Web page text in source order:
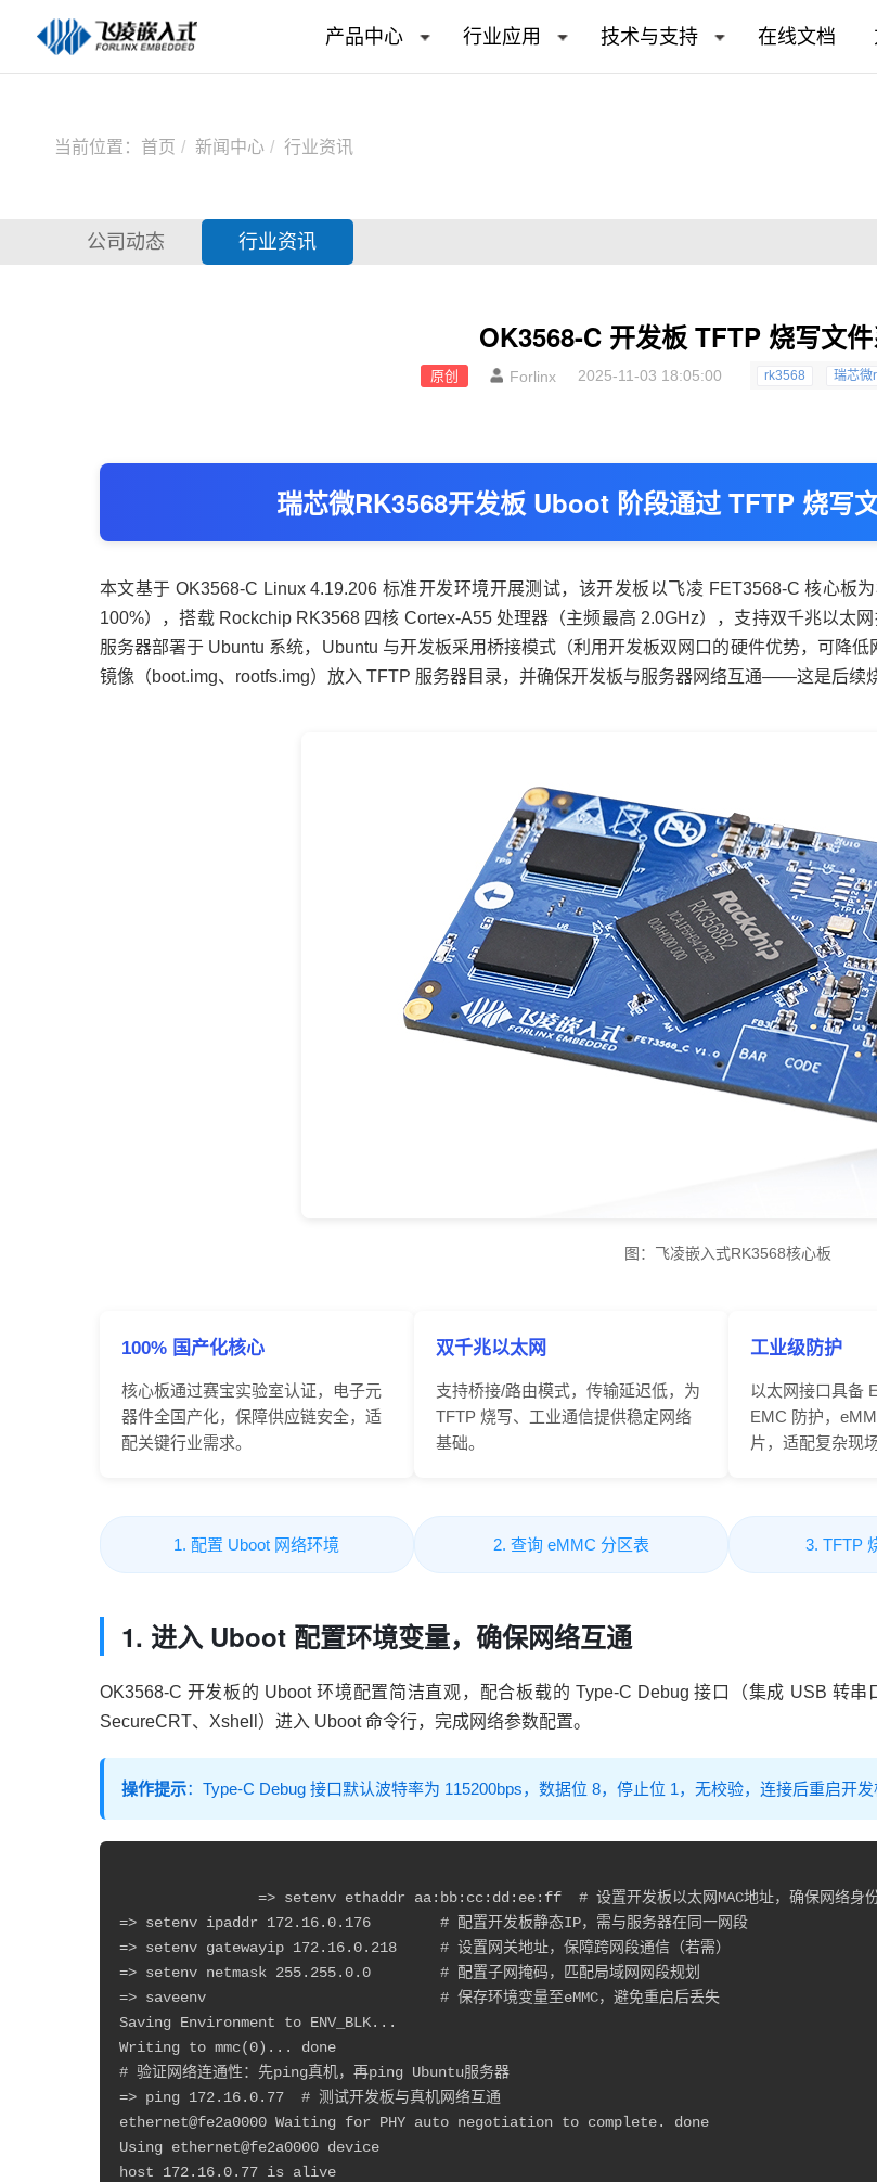
产品中心 行业应用 技术与支持 在线文档
当前位置： 首页 新闻中心 行业资讯
公司动态 行业资讯
OK3568-C 开发板 TFTP 烧写文
原创 Forlinx 2025-11-03 18:05:00 rk3568 瑞芯微
瑞芯微RK3568开发板 Uboot 阶段通过 TFTP 烧写
本文基于 OK3568-C Linux 4.19.206 标准开发环境开展测试，该开发板以飞凌 FET3568-C核心板
100%），搭载 Rockchip RK3568四核 Cortex-A55 处理器（主频最高 2.0GHz），支持双千兆以太
服务器部署于 Ubuntu 系统，Ubuntu 与开发板采用桥接模式（利用开发板双网口 的硬件优势，可降低
镜像（boot.img、rootfs.img）放入 TFTP 服务器目录，并确保开发板与服务器网络互通——这是后续
图： 飞凌嵌入式RK3568核心板
100% 国产化核心
核心板通过赛宝实验室认证，电子元
器件全国产化，保障供应链安全，适
配关键行业需求。
双千兆以太网
支持桥接/路由模式，传输延迟低，为
TFTP 烧写、工业通信提供稳定网络
基础。
工业级防护
以太网接口具备
EMC 防护，
片，适配复杂现
1. 配置 Uboot 网络环境 2. 查询 eMMC 分区表 3. TFTP
1. 进入 Uboot 配置环境变量，确保网络互通
OK3568-C 开发板的 Uboot 环境配置简洁直观，配合板载的Type-C Debug 接口（集成 USB 转
SecureCRT、Xshell）进入 Uboot命令行，完成网络参数配置。
操作提示：Type-C Debug 接口默认波特率为 115200bps，数据位 8，停止位 1，无校验，连接后重启开发
=> setenv ipaddr 172.16.0.176        # 配置开发板静态IP，需与服务器在同一网段
=> setenv gatewayip 172.16.0.218     # 设置网关地址，保障跨网段通信（若需）
=> setenv netmask 255.255.0.0        # 配置子网掩码，匹配局域网网段规划
=> saveenv                           # 保存环境变量至eMMC，避免重启后丢失
Saving Environment to ENV_BLK...
Writing to mmc(0)... done
# 验证网络连通性：先ping真机，再ping Ubuntu服务器
=> ping 172.16.0.77  # 测试开发板与真机网络互通
ethernet@fe2a0000 Waiting for PHY auto negotiation to complete. done
Using ethernet@fe2a0000 device
host 172.16.0.77 is alive